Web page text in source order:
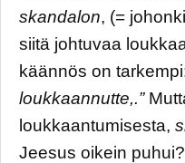
skandalon, (=
siitä johtuvaa
käännös on
loukkaannutte,.”
loukkaantumisesta,
Jeesus oikein puhui?